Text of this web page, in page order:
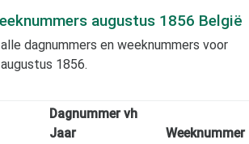
augustus 1856 België
dagnummers en weeknummers voor
augustus 1856.
Dagnummer vh
Jaar
Weeknummer